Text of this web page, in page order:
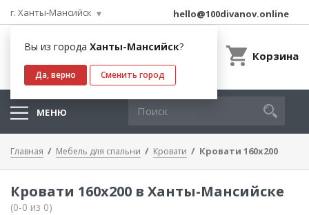
г. Ханты-Мансийск
Вы из города Ханты-Мансийск?
Да, верно Сменить город
hello@100divanov.online
Корзина
МЕНЮ
Главная Мебель для спальни Кровати Кровати 160х200
Кровати 160х200 в Ханты-Мансийске
(0-0 из 0)